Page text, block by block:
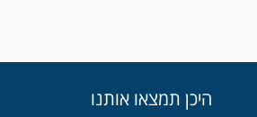
היכן תמצאו אותנו